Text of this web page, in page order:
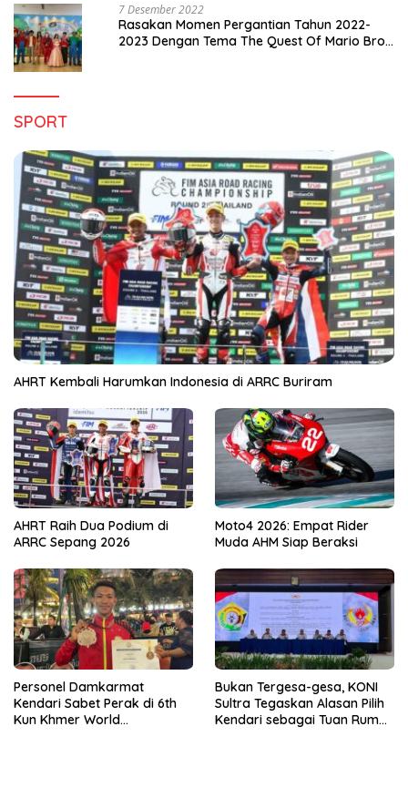
7 Desember 2022
Rasakan Momen Pergantian Tahun 2022-
2023 Dengan Tema The Quest Of Mario Bros
SPORT
AHRT Kembali Harumkan Indonesia di ARRC Buriram
AHRT Raih Dua Podium di
ARRC Sepang 2026
Moto4 2026: Empat Rider
Muda AHM Siap Beraksi
Personel Damkarmat
Kendari Sabet Perak di 6th
Kun Khmer World
Bukan Tergesa-gesa, KONI
Sultra Tegaskan Alasan Pilih
Kendari sebagai Tuan Rumah